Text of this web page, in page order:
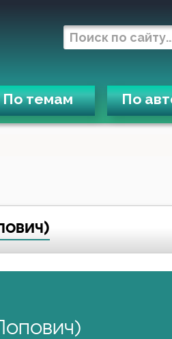
По темам По